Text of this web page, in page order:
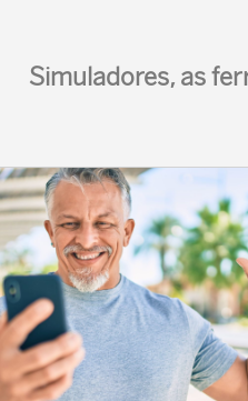
Simuladores, as